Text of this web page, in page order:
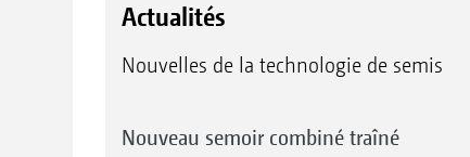
Actualités
Nouvelles de la technologie de semis
Nouveau semoir combiné traîné